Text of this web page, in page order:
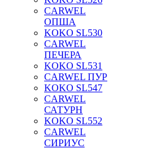
CARWEL
ОПША
KOKO SL530
CARWEL
ПЕЧЕРА
KOKO SL531
CARWEL ПУР
KOKO SL547
CARWEL
САТУРН
KOKO SL552
CARWEL
СИРИУС